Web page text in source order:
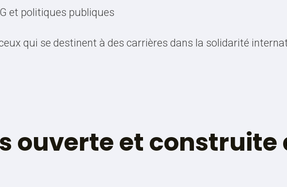
et politiques publiques
qui se destinent à des carrières dans la solidarité
ouverte et construite